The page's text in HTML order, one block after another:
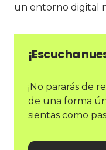
un entorno digital
¡Escucha
¡No pararás de
de una forma
sientas como